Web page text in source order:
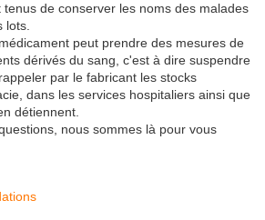
de conserver les noms des malades
lots.
peut prendre des mesures de
dérivés du sang, c'est à dire suspendre
par le fabricant les stocks
dans les services hospitaliers ainsi que
détiennent.
nous sommes là pour vous